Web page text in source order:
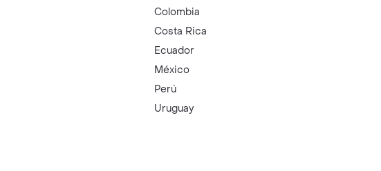
Colombia
Costa Rica
Ecuador
México
Perú
Uruguay